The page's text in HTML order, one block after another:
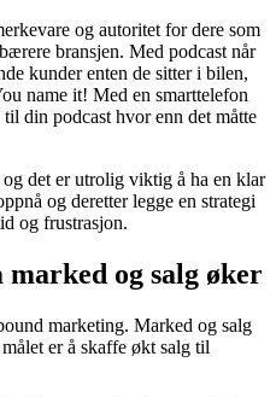
og autoritet for dere som
bransjen. Med podcast når
kunder enten de sitter i bilen,
name it! Med en smarttelefon
din podcast hvor enn det måtte
det er utrolig viktig å ha en klar
og deretter legge en strategi
og frustrasjon.
og salg øker
marketing. Marked og salg
er å skaffe økt salg til